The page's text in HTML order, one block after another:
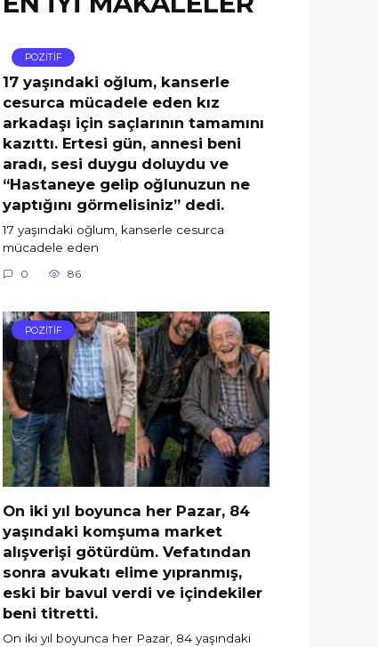
POZİTİF
17 yaşındaki oğlum, kanserle
cesurca mücadele eden kız
arkadaşı için saçlarının tamamını
kazıttı. Ertesi gün, annesi beni
aradı, sesi duygu doluydu ve
“Hastaneye gelip oğlunuzun ne
yaptığını görmelisiniz” dedi.
17 yaşındaki oğlum, kanserle cesurca
mücadele eden
0 86
POZİTİF
On iki yıl boyunca her Pazar, 84
yaşındaki komşuma market
alışverişi götürdüm. Vefatından
sonra avukatı elime yıpranmış,
eski bir bavul verdi ve içindekiler
beni titretti.
On iki yıl boyunca her Pazar, 84 yaşındaki